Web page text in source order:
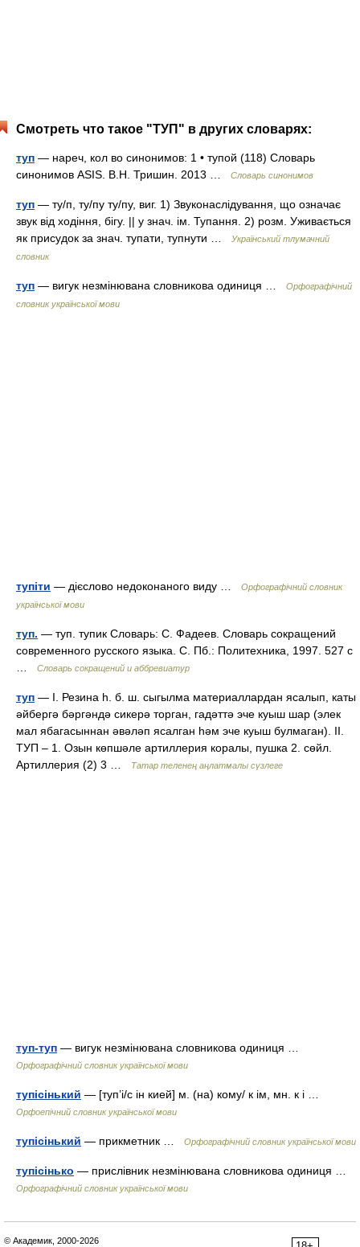
Смотреть что такое "ТУП" в других словарях:
туп — нареч, кол во синонимов: 1 • тупой (118) Словарь
синонимов ASIS. В.Н. Тришин. 2013 …
Словарь синонимов
туп — ту/п, ту/пу ту/пу, виг. 1) Звуконаслідування, що означає
звук від ходіння, бігу. || у знач. ім. Тупання. 2) розм. Уживається
як присудок за знач. тупати, тупнути …
Український тлумачний
словник
туп — вигук незмінювана словникова одиниця …
Орфографічний
словник української мови
тупіти — дієслово недоконаного виду …
Орфографічний словник
української мови
туп. — туп. тупик Словарь: С. Фадеев. Словарь сокращений
современного русского языка. С. Пб.: Политехника, 1997. 527 с
Словарь сокращений и аббревиатур
туп — I. Резина һ. б. ш. сыгылма материаллардан ясалып, каты
әйбергә бәргәндә сикерә торган, гадәттә эче куыш шар (элек
мал ябагасыннан әвәләп ясалган һәм эче куыш булмаган). II.
ТУП – 1. Озын көпшәле артиллерия коралы, пушка 2. сөйл.
Артиллерия (2) 3 …
Татар теленең аңлатмалы сүзлеге
туп-туп — вигук незмінювана словникова одиниця …
Орфографічний словник української мови
тупісінький — [туп’і/с ін кией] м. (на) кому/ к ім, мн. к і …
Орфоепічний словник української мови
тупісінький — прикметник … Орфографічний словник української мови
тупісінько — прислівник незмінювана словникова одиниця …
Орфографічний словник української мови
© Академик, 2000-2026